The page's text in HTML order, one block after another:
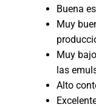
Buena
Muy
Muy
las
Alto